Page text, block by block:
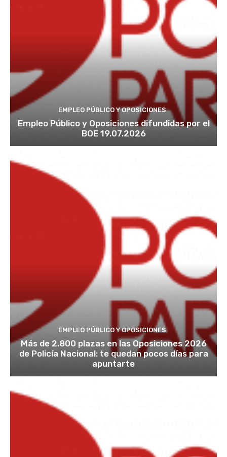
EMPLEO PÚBLICO Y OPOSICIONES
Empleo Público y Oposiciones difundidas por el
BOE 19.07.2026
EMPLEO PÚBLICO Y OPOSICIONES
Más de 2.800 plazas en las Oposiciones 2026
de Policía Nacional: te quedan pocos días para
apuntarte